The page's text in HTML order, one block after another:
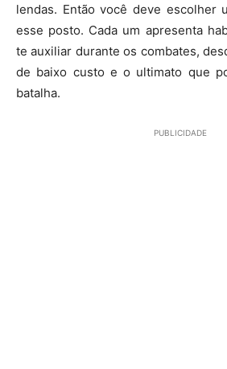
lendas. Então você deve escolher
esse posto. Cada um apresenta
te auxiliar durante os combates,
de baixo custo e o ultimato que
batalha.
PUBLICIDADE